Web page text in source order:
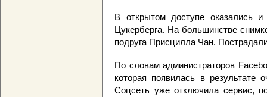
В открытом доступе оказались
Цукерберга. На большинстве
подруга Присцилла Чан.
По словам администраторов
которая появилась в результате
Соцсеть уже отключила сервис,